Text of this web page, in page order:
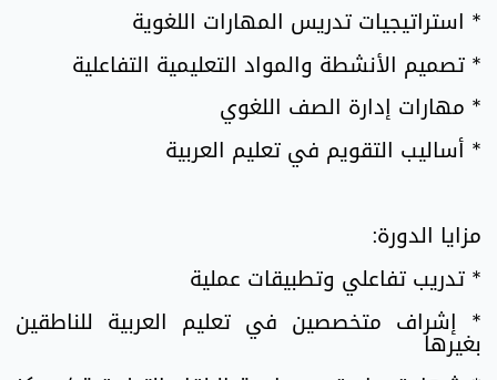
* استراتيجيات تدريس المهارات اللغوية
* تصميم الأنشطة والمواد التعليمية التفاعلية
* مهارات إدارة الصف اللغوي
* أساليب التقويم في تعليم العربية
مزايا الدورة:
* تدريب تفاعلي وتطبيقات عملية
* إشراف متخصصين في تعليم العربية للناطقين
بغيرها